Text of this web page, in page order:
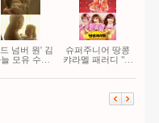
넘버 원' 김
모유 수…
슈퍼주니어 땅콩
캬라멜 패러디 "…